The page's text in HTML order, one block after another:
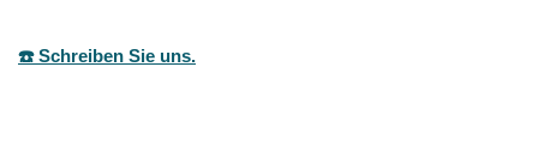
☎️ Schreiben Sie uns.